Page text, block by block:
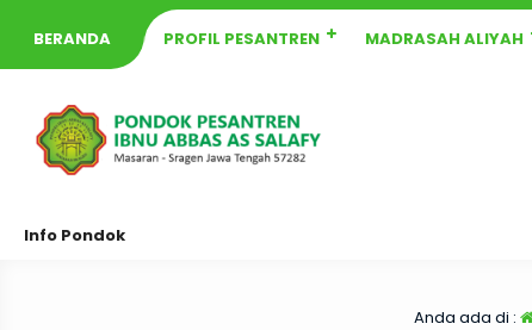
BERANDA PROFIL PESANTREN MADRASAH ALIYAH
Info Pondok
Anda ada di :